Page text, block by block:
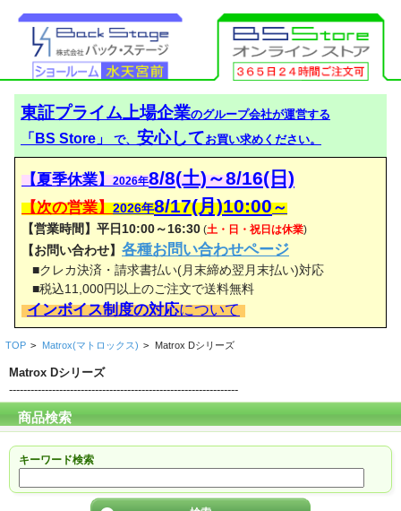
東証プライム上場企業のグループ会社が運営する
「BS Store」 で、 安心してお買い求めください。
【夏季休業】2026年8/8(土)～8/16(日)
【次の営業】2026年8/17(月)10:00～
【営業時間】平日10:00～16:30 (土・日・祝日は休業)
【お問い合わせ】 各種お問い合わせページ
■クレカ決済・請求書払い(月末締め翌月末払い)対応
■税込11,000円以上のご注文で送料無料
インボイス制度の対応について
TOP > Matrox(マトロックス) > Matrox Dシリーズ
Matrox Dシリーズ
----------------------------------------------------------------
商品検索
キーワード検索